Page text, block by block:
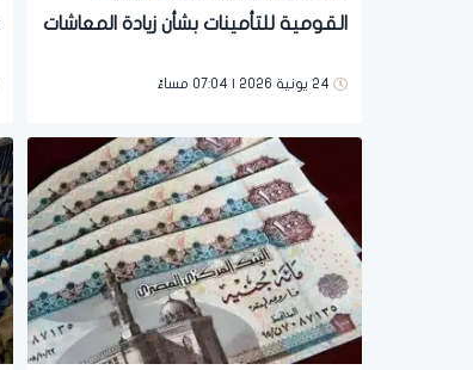
القومية للتأمينات بشأن زيادة المعاشات
24 يونية 2026 | 07:04 مساءً